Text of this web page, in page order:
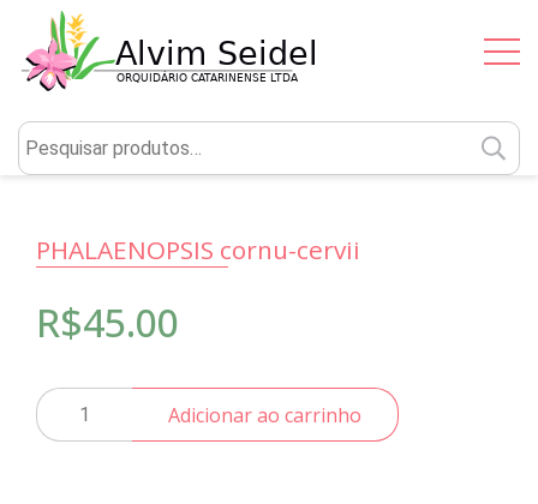
PHALAENOPSIS cornu-cervii
R$45.00
PHALAENOPSIS
cornu-
Adicionar ao carrinho